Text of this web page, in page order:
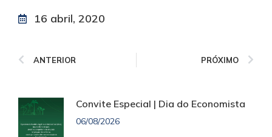
16 abril, 2020
ANTERIOR PRÓXIMO
Convite Especial | Dia do Economista
06/08/2026